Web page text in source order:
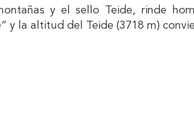
y el sello Teide, rinde
” y la altitud del Teide (3718 m)